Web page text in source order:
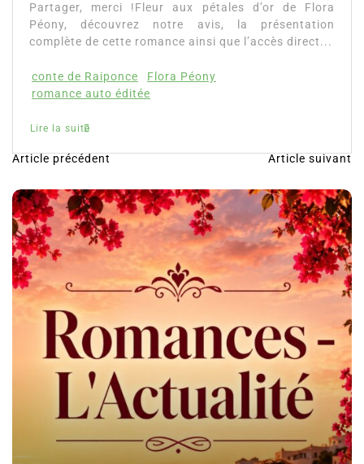
Partager, merci !Fleur aux pétales d’or de Flora
Péony, découvrez notre avis, la présentation
complète de cette romance ainsi que l’accès direct...
conte de Raiponce
Flora Péony
romance auto éditée
Lire la suite
N
a
v
i
g
a
t
Article précédent Article suivant